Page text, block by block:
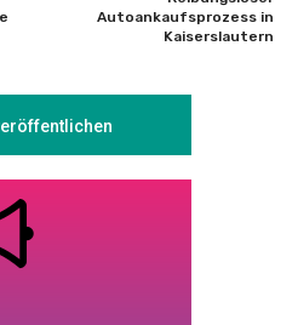
Autoankaufsprozess in
Kaiserslautern